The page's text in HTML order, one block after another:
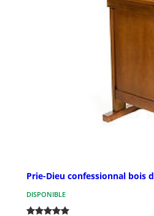
Prie-Dieu confessionnal bois
DISPONIBLE